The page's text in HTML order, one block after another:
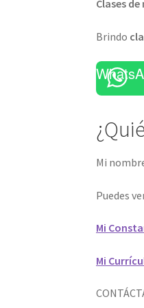
Clases
Brindo
Mi
Puedes
Mi
Mi